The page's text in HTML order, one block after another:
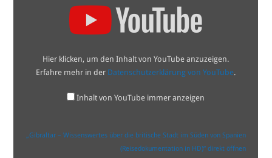
(Reisedokumentation
YouTube
Hier klicken, um den Inhalt von YouTube anzuzeigen.
Erfahre mehr in der Datenschutzerklärung von YouTube.
Inhalt von YouTube immer anzeigen
„Gibraltar – Wissenswertes über die britische Stadt im Süden von Spanien
(Reisedokumentation in HD)“ direkt öffnen